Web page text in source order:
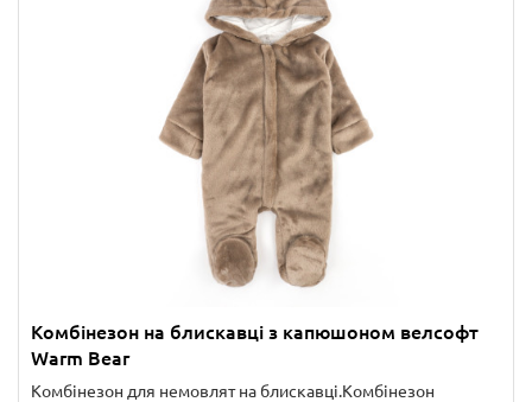
Комбінезон на блискавці з капюшоном велсофт
Warm Bear
Комбінезон для немовлят на блискавці.Комбінезон